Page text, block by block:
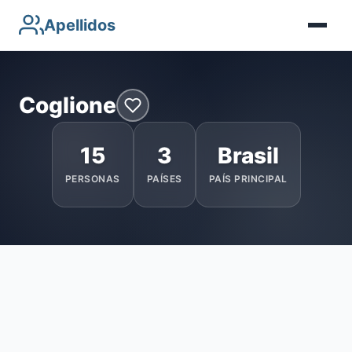
Apellidos
Coglione
15
PERSONAS
3
PAÍSES
Brasil
PAÍS PRINCIPAL